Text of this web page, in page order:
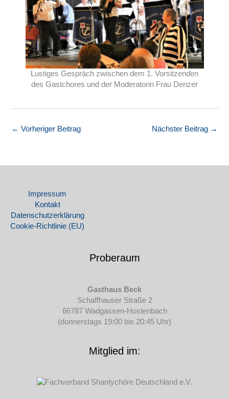
Lustiges Gespräch zwischen dem 1. Vorsitzenden
des Gastchores und der Moderatorin Frau Denzer
← Vorheriger Beitrag Nächster Beitrag →
Impressum
Kontakt
Datenschutz­erklärung
Cookie-Richtlinie (EU)
Proberaum
Gasthaus Beck
Schaffhauser Straße 2
66787 Wadgassen-Hostenbach
(donnerstags 19:00 bis 20:45 Uhr)
Mitglied im: